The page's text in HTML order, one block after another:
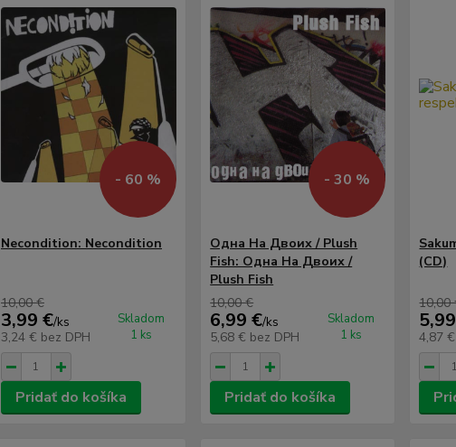
- 60 %
Necondition: Necondition
10,00 €
3,99 €/ks
3,24 € bez DPH
Skladom
1 ks
Pridať do košíka
- 30 %
Одна На Двоих / Plush
Fish: Одна На Двоих /
Plush Fish
10,00 €
6,99 €/ks
5,68 € bez DPH
Skladom
1 ks
Pridať do košíka
(CD)
10,00
4,87 €